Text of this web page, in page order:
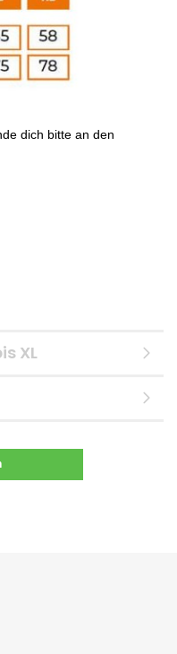
dich bitte an den
XL